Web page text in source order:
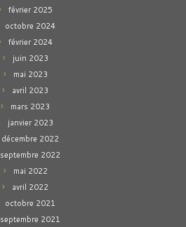
février 2025
octobre 2024
février 2024
juin 2023
mai 2023
avril 2023
mars 2023
janvier 2023
décembre 2022
septembre 2022
mai 2022
avril 2022
octobre 2021
septembre 2021